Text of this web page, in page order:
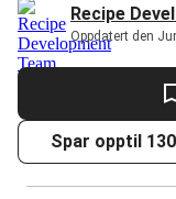
Recipe
Oppdatert den
Spar opptil